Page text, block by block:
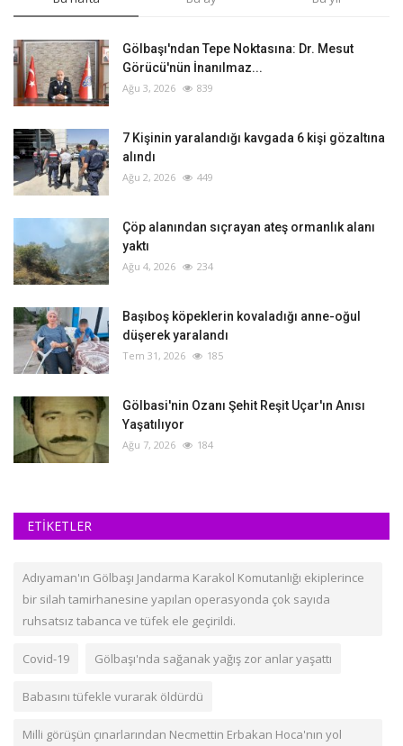
Gölbaşı'ndan Tepe Noktasına: Dr. Mesut
Görücü'nün İnanılmaz...
Ağu 3, 2026 839
‎7 Kişinin yaralandığı kavgada 6 kişi gözaltına
alındı
Ağu 2, 2026 449
Çöp alanından sıçrayan ateş ormanlık alanı
yaktı
Ağu 4, 2026 234
Başıboş köpeklerin kovaladığı anne-oğul
düşerek yaralandı
Tem 31, 2026 185
Gölbasi'nin Ozanı Şehit Reşit Uçar'ın Anısı
Yaşatılıyor
Ağu 7, 2026 184
ETİKETLER
Adıyaman'ın Gölbaşı Jandarma Karakol Komutanlığı ekiplerince
bir silah tamirhanesine yapılan operasyonda çok sayıda
ruhsatsız tabanca ve tüfek ele geçirildi.
Covid-19 Gölbaşı'nda sağanak yağış zor anlar yaşattı
Babasını tüfekle vurarak öldürdü
Milli görüşün çınarlarından Necmettin Erbakan Hoca'nın yol